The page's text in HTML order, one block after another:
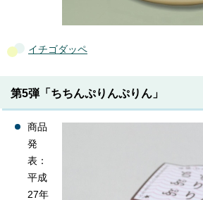
イチゴダッペ
第5弾「ちちんぷりんぷりん」
商品
発
表：
平成
27年